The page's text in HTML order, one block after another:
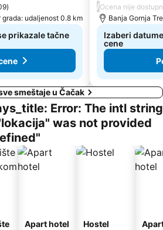
)
udaljenost 0.8 km
prikazale tačne
/Ocena nije
Banja Gornja
Izaberi
cene
smeštaje u Čačak
Error: The intl string
was not provided
Apart hotel Hostel